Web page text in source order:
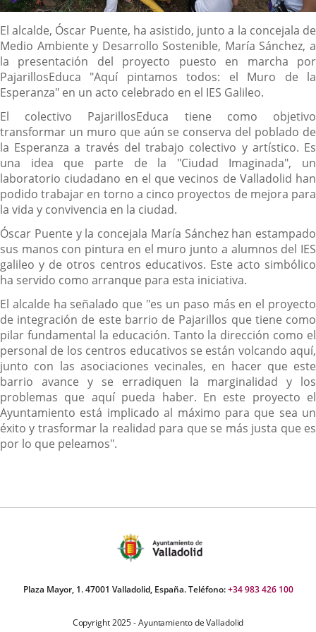
Descripción
El alcalde, Óscar Puente, ha asistido, junto a la concejala de
Medio Ambiente y Desarrollo Sostenible, María Sánchez, a
la presentación del proyecto puesto en marcha por
PajarillosEduca "Aquí pintamos todos: el Muro de la
Esperanza" en un acto celebrado en el IES Galileo.
El colectivo PajarillosEduca tiene como objetivo
transformar un muro que aún se conserva del poblado de
la Esperanza a través del trabajo colectivo y artístico. Es
una idea que parte de la "Ciudad Imaginada", un
laboratorio ciudadano en el que vecinos de Valladolid han
podido trabajar en torno a cinco proyectos de mejora para
la vida y convivencia en la ciudad.
Óscar Puente y la concejala María Sánchez han estampado
sus manos con pintura en el muro junto a alumnos del IES
galileo y de otros centros educativos. Este acto simbólico
ha servido como arranque para esta iniciativa.
El alcalde ha señalado que "es un paso más en el proyecto
de integración de este barrio de Pajarillos que tiene como
pilar fundamental la educación. Tanto la dirección como el
personal de los centros educativos se están volcando aquí,
junto con las asociaciones vecinales, en hacer que este
barrio avance y se erradiquen la marginalidad y los
problemas que aquí pueda haber. En este proyecto el
Ayuntamiento está implicado al máximo para que sea un
éxito y trasformar la realidad para que se más justa que es
por lo que peleamos".
Plaza Mayor, 1. 47001 Valladolid, España. Teléfono:+34 983 426 100
Copyright 2025 - Ayuntamiento de Valladolid